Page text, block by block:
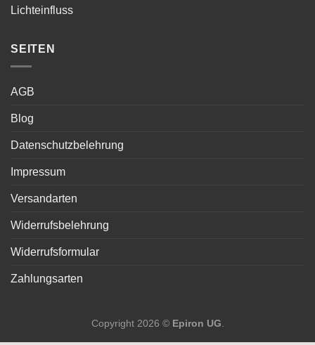
Lichteinfluss
SEITEN
AGB
Blog
Datenschutzbelehrung
Impressum
Versandarten
Widerrufsbelehrung
Widerrufsformular
Zahlungsarten
Copyright 2026 © Epiron UG